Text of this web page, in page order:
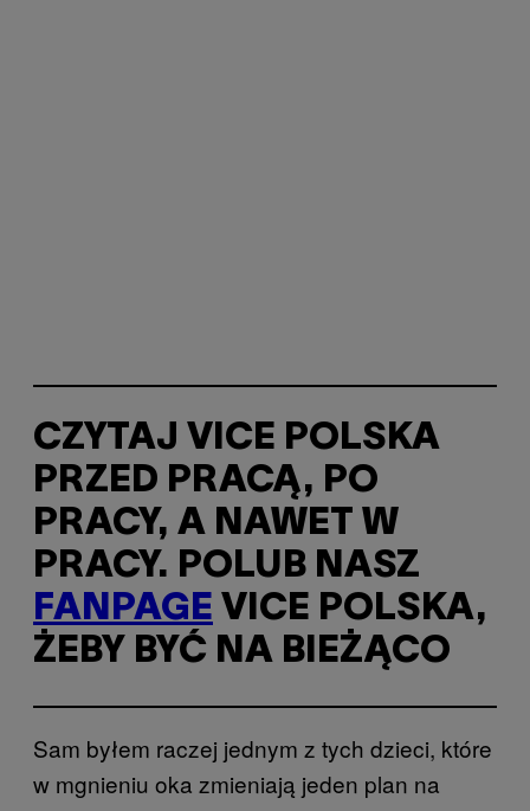
CZYTAJ VICE POLSKA
PRZED PRACĄ, PO
PRACY, A NAWET W
PRACY. POLUB NASZ
FANPAGE VICE POLSKA,
ŻEBY BYĆ NA BIEŻĄCO
Sam byłem raczej jednym z tych dzieci, które
w mgnieniu oka zmieniają jeden plan na